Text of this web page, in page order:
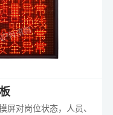
屏对岗位状态，人员、